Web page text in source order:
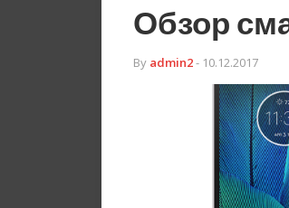
Обзор
By admin2- 10.12.2017